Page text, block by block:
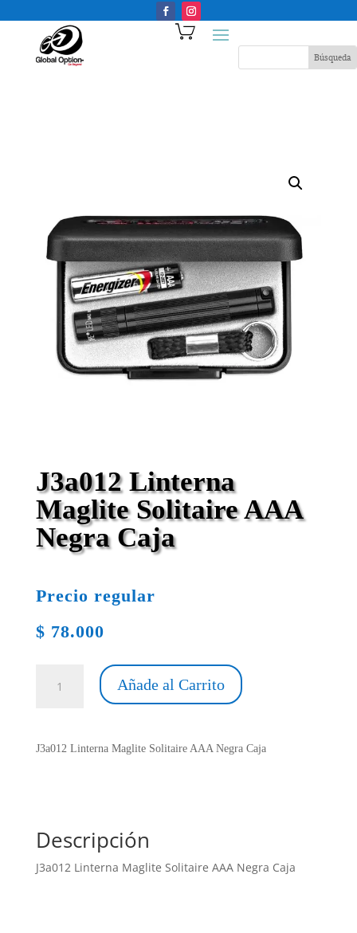
J3a012 Linterna
Maglite Solitaire AAA
Negra Caja
Precio regular
$ 78.000
Linterna
AAA
Añade al Carrito
J3a012 Linterna Maglite Solitaire AAA Negra Caja
Descripción
J3a012 Linterna Maglite Solitaire AAA Negra Caja